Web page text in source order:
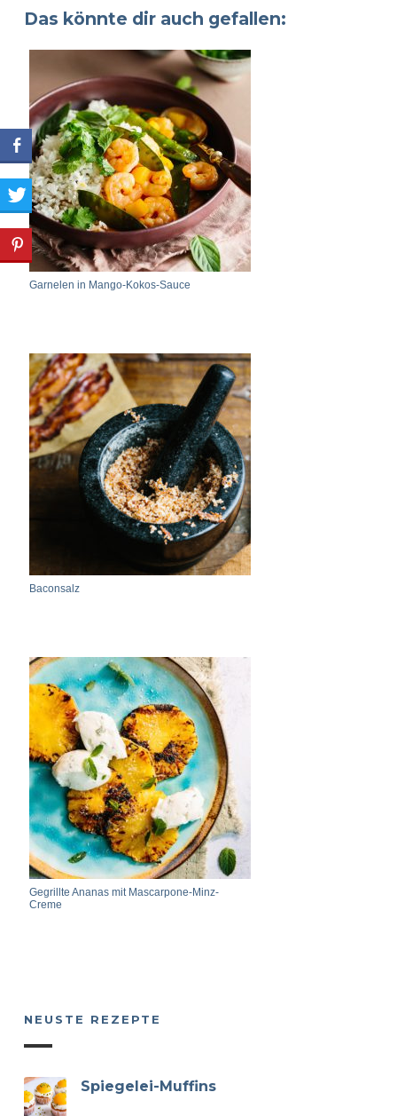
Das könnte dir auch gefallen:
Garnelen in Mango-Kokos-Sauce
Baconsalz
Gegrillte Ananas mit Mascarpone-Minz-
Creme
NEUSTE REZEPTE
Spiegelei-Muffins